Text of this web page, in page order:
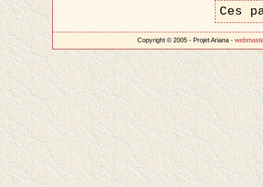
Ces
Copyright © 2005 - Projet Ariana -